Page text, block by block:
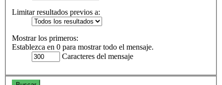
Limitar resultados previos a:
Mostrar los primeros:
Establezca en 0 para mostrar todo el mensaje.
Caracteres del mensaje